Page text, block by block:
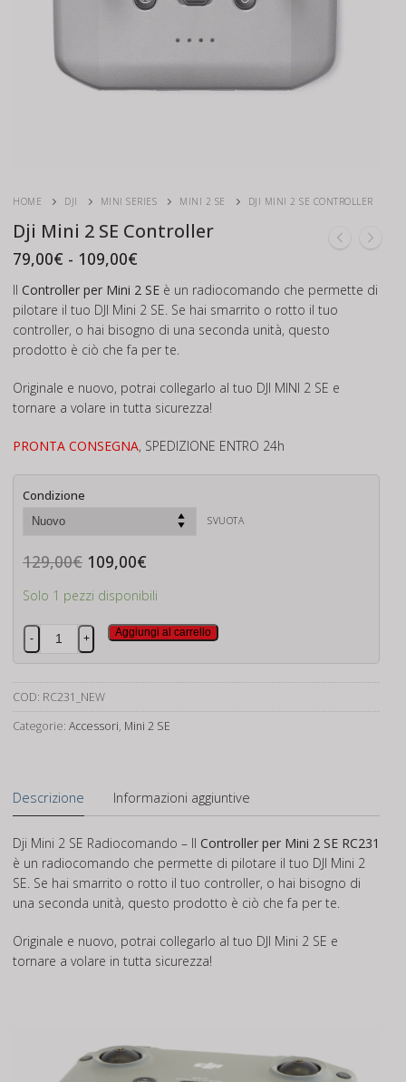
HOME DJI MINI SERIES MINI 2 SE DJI MINI 2 SE CONTROLLER
Dji Mini 2 SE Controller
79,00€ - 109,00€
prezzo:
da
79,00€
a
109,00€
Il Controller per Mini 2 SE è un radiocomando che permette di
pilotare il tuo DJI Mini 2 SE. Se hai smarrito o rotto il tuo
controller, o hai bisogno di una seconda unità, questo
prodotto è ciò che fa per te.
Originale e nuovo, potrai collegarlo al tuo DJI MINI 2 SE e
tornare a volare in tutta sicurezza!
PRONTA CONSEGNA, SPEDIZIONE ENTRO 24h
Condizione
SVUOTA
129,00€ Il
prezzo
originale
era:
129,00€.
109,00€
attuale
è:
109,00€.
Solo 1 pezzi disponibili
Dji
Mini
SE
Controller
quantità
- +
Aggiungi al carrello
COD: RC231_NEW
Categorie: Accessori, Mini 2 SE
Descrizione Informazioni aggiuntive
Dji Mini 2 SE Radiocomando – Il Controller per Mini 2 SE RC231
è un radiocomando che permette di pilotare il tuo DJI Mini 2
SE. Se hai smarrito o rotto il tuo controller, o hai bisogno di
una seconda unità, questo prodotto è ciò che fa per te.
Originale e nuovo, potrai collegarlo al tuo DJI Mini 2 SE e
tornare a volare in tutta sicurezza!